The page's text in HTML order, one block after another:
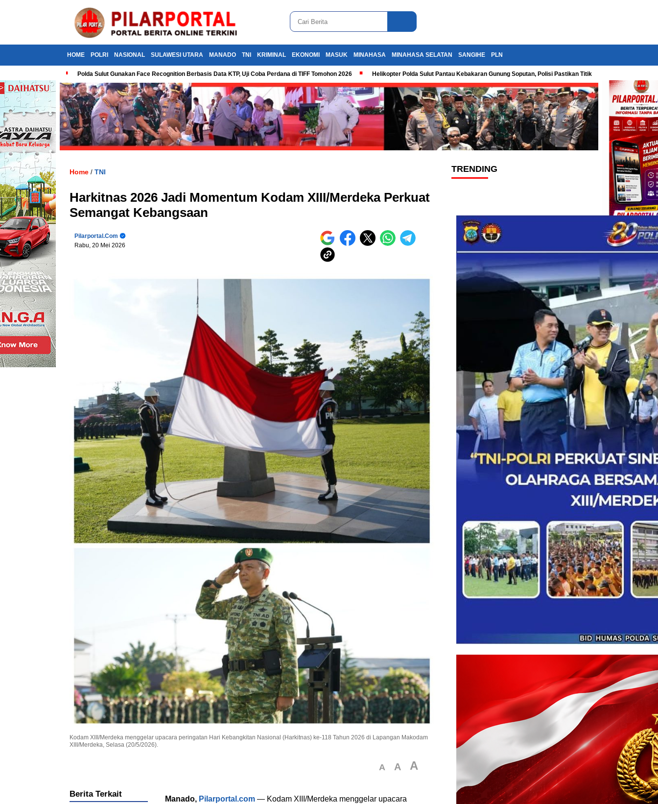
HOME POLRI NASIONAL SULAWESI UTARA MANADO TNI KRIMINAL EKONOMI MASUK MINAHASA MINAHASA SELATAN SANGIHE PLN
Polda Sulut Gunakan Face Recognition Berbasis Data KTP, Uji Coba Perdana di TIFF Tomohon 2026 Helikopter Polda Sulut Pantau Kebakaran Gunung Soputan, Polisi Pastikan Titik Api Terus Diawasi
Home / TNI
Harkitnas 2026 Jadi Momentum Kodam XIII/Merdeka Perkuat
Semangat Kebangsaan
Pilarportal.com
Rabu, 20 Mei 2026
Kodam XIII/Merdeka menggelar upacara peringatan Hari Kebangkitan Nasional (Harkitnas) ke-118 Tahun 2026 di Lapangan Makodam
XIII/Merdeka, Selasa (20/5/2026).
A A A
Manado, Pilarportal.com — Kodam XIII/Merdeka menggelar upacara
Berita Terkait
TRENDING